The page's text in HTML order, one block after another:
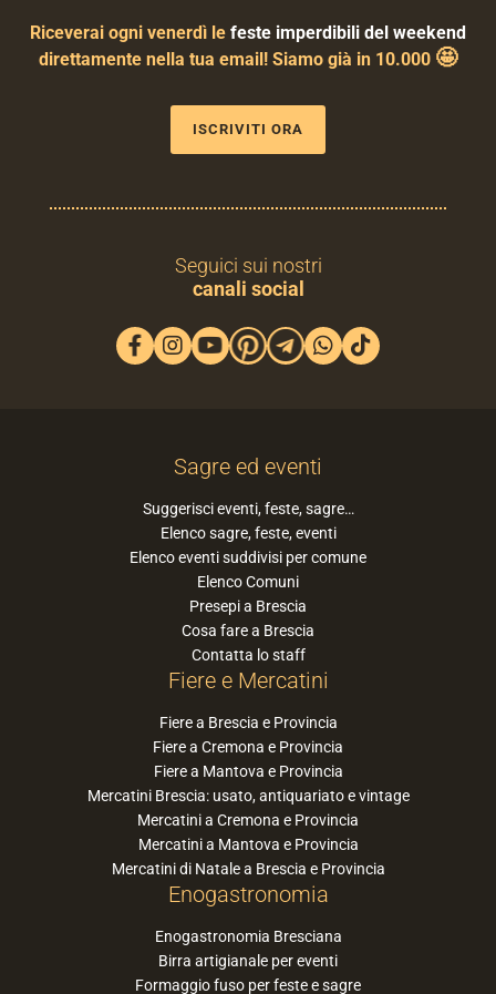
Riceverai ogni venerdì le feste imperdibili del weekend
direttamente nella tua email! Siamo già in 10.000 🤩
ISCRIVITI ORA
Seguici sui nostri
canali social
Sagre ed eventi
Suggerisci eventi, feste, sagre…
Elenco sagre, feste, eventi
Elenco eventi suddivisi per comune
Elenco Comuni
Presepi a Brescia
Cosa fare a Brescia
Contatta lo staff
Fiere e Mercatini
Fiere a Brescia e Provincia
Fiere a Cremona e Provincia
Fiere a Mantova e Provincia
Mercatini Brescia: usato, antiquariato e vintage
Mercatini a Cremona e Provincia
Mercatini a Mantova e Provincia
Mercatini di Natale a Brescia e Provincia
Enogastronomia
Enogastronomia Bresciana
Birra artigianale per eventi
Formaggio fuso per feste e sagre